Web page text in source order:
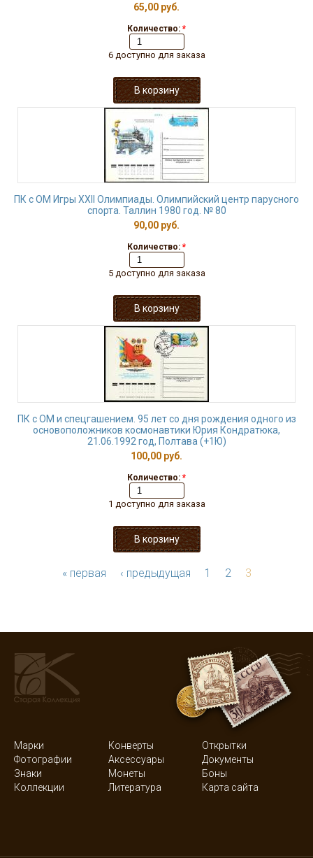
65,00 руб.
Количество: *
6 доступно для заказа
ПК с ОМ Игры XXII Олимпиады. Олимпийский центр парусного
спорта. Таллин 1980 год. № 80
90,00 руб.
Количество: *
5 доступно для заказа
ПК с ОМ и спецгашением. 95 лет со дня рождения одного из
основоположников космонавтики Юрия Кондратюка,
21.06.1992 год, Полтава (+1Ю)
100,00 руб.
Количество: *
1 доступно для заказа
« первая ‹ предыдущая 1 2 3
Марки Конверты
Открытки
Фотографии
Аксессуары
Документы
Знаки
Монеты
Боны
Коллекции
Литература Карта сайта